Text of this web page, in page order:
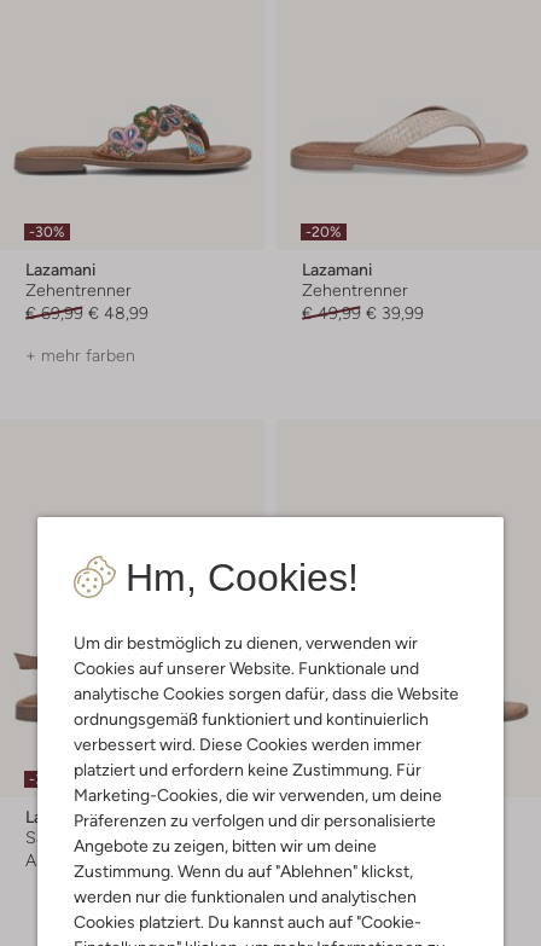
Hm, Cookies!
Um dir bestmöglich zu dienen, verwenden wir
Cookies auf unserer Website. Funktionale und
analytische Cookies sorgen dafür, dass die Website
ordnungsgemäß funktioniert und kontinuierlich
verbessert wird. Diese Cookies werden immer
platziert und erfordern keine Zustimmung. Für
Marketing-Cookies, die wir verwenden, um deine
Präferenzen zu verfolgen und dir personalisierte
Angebote zu zeigen, bitten wir um deine
Zustimmung. Wenn du auf "Ablehnen" klickst,
werden nur die funktionalen und analytischen
Cookies platziert. Du kannst auch auf "Cookie-
-30%
Lazamani
Zehentrenner
€ 69,99 € 48,99
+ mehr farben
-20%
Lazamani
Zehentrenner
€ 49,99 € 39,99
-30%
Lazamani
Sandalen
Ab
€ 48,99
-20%
Lazamani
Flache Sandalen
+ mehr farben